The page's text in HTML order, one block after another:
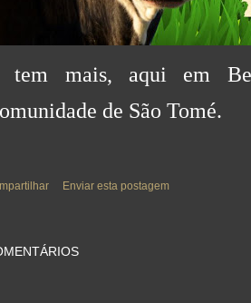
tem mais, aqui em
de São Tomé.
Enviar esta postagem